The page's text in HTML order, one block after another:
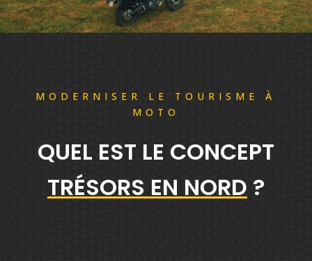
MODERNISER LE TOURISME À
MOTO
QUEL EST LE CONCEPT
TRÉSORS EN NORD ?